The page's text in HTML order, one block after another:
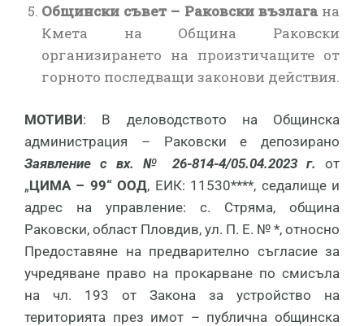
Общински съвет – Раковски възлага на
Кмета на Община Раковски
организирането на произтичащите от
горното последващи законови действия.
МОТИВИ: В деловодството на Общинска
администрация – Раковски е депозирано
Заявление с вх. № 26-814-4/05.04.2023 г. от
„ЦИМА – 99“ ООД, ЕИК: 11530****, седалище и
адрес на управление: с. Стряма, община
Раковски, област Пловдив, ул. П. Е. № *, относно
Предоставяне на предварително съгласие за
учредяване право на прокарване по смисъла
на чл. 193 от Закона за устройство на
територията през имот – публична общинска